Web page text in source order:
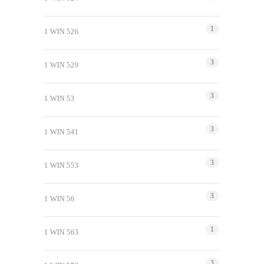
1 WIN 526 1
1 WIN 529 3
1 WIN 53 3
1 WIN 541 3
1 WIN 553 3
1 WIN 56 3
1 WIN 563 1